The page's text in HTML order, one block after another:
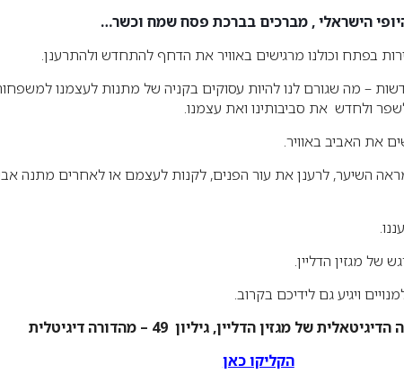
הישראלי , מברכים בברכת פסח שמח וכשר…
בפתח וכולנו מרגישים באוויר את הדחף להתחדש ולהתרענן.
– מה שגורם לנו להיות עסוקים בקניה של מתנות לעצמנו
ולחדש את סביבותינו ואת עצמנו.
את האביב באוויר.
השיער, לרענן את עור הפנים, לקנות לעצמם או לאחרים מתנה
של מגזין הדליין.
ויגיע גם לידיכם בקרוב.
של מגזין הדליין, גיליון 49 – מהדורה דיגיטלית
הקליקו כאן